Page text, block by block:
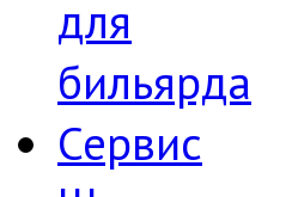
для
бильярда
Сервис